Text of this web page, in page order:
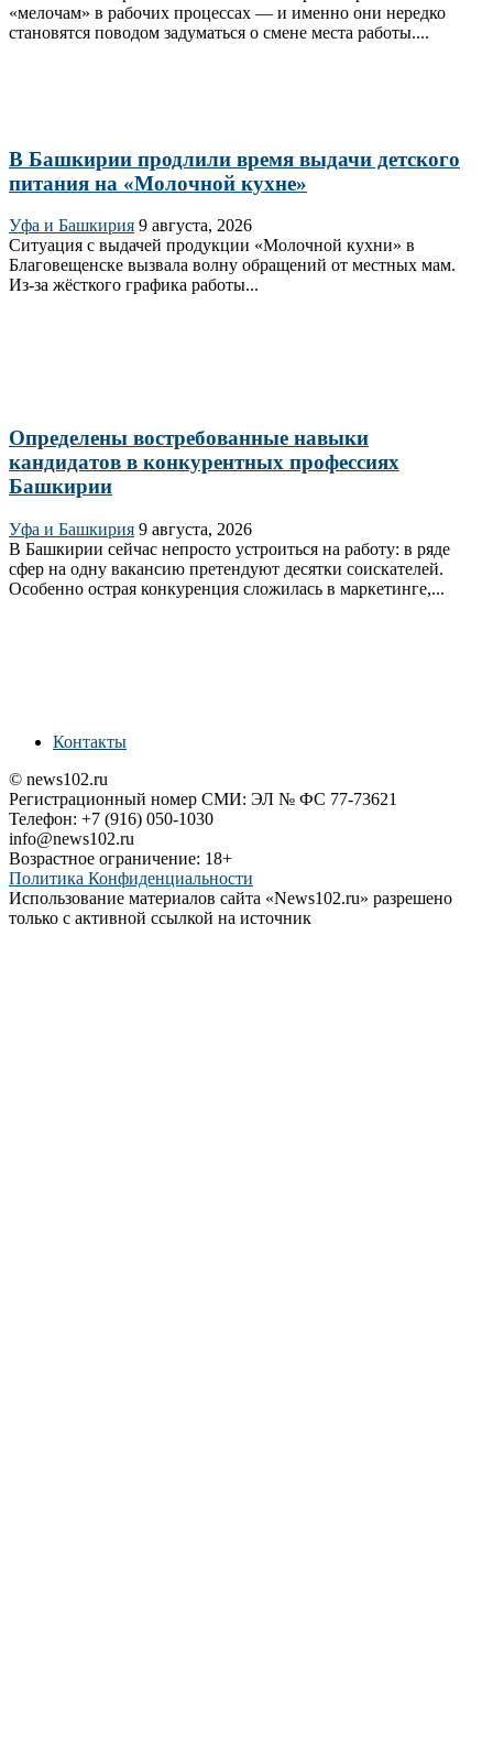
«мелочам» в рабочих процессах — и именно они нередко
становятся поводом задуматься о смене места работы....
В Башкирии продлили время выдачи детского
питания на «Молочной кухне»
Уфа и Башкирия 9 августа, 2026
Ситуация с выдачей продукции «Молочной кухни» в
Благовещенске вызвала волну обращений от местных мам.
Из‑за жёсткого графика работы...
Определены востребованные навыки
кандидатов в конкурентных профессиях
Башкирии
Уфа и Башкирия 9 августа, 2026
В Башкирии сейчас непросто устроиться на работу: в ряде
сфер на одну вакансию претендуют десятки соискателей.
Особенно острая конкуренция сложилась в маркетинге,...
Контакты
© news102.ru
Регистрационный номер СМИ: ЭЛ № ФС 77-73621
Телефон: +7 (916) 050-1030
info@news102.ru
Возрастное ограничение: 18+
Политика Конфиденциальности
Использование материалов сайта «News102.ru» разрешено
только с активной ссылкой на источник